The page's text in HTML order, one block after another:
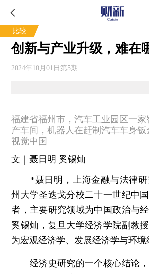
比较
创新与产业升级，难在
2024年10月01日第5期
福建省福州市，汽车工业园区一家
产车间，机器人在赶制汽车车身钣
视觉中国
文｜聂日明 奚锡灿
*聂日明，上海金融与法律研
州大学圣迭戈分校二十一世纪中
者，主要研究领域为中国政治与
奚锡灿，复旦大学经济学院副教
为宏观经济学、发展经济学与环境
经济史研究的一个核心结论，